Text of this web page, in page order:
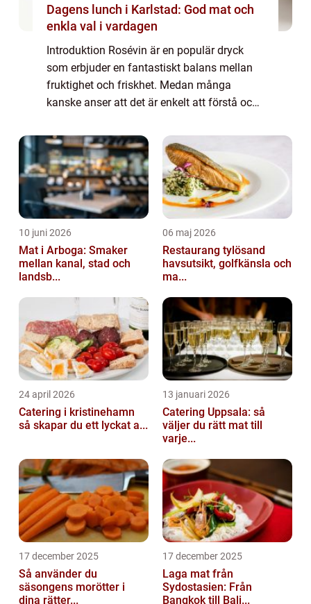
Dagens lunch i Karlstad: God mat och
enkla val i vardagen
Introduktion Rosévin är en populär dryck
som erbjuder en fantastiskt balans mellan
fruktighet och friskhet. Medan många
kanske anser att det är enkelt att förstå och
vara något mer komplicerat att förstå och...
10 juni 2026
Mat i Arboga: Smaker
mellan kanal, stad och
landsb...
06 maj 2026
Restaurang tylösand
havsutsikt, golfkänsla och
ma...
24 april 2026
Catering i kristinehamn
så skapar du ett lyckat a...
13 januari 2026
Catering Uppsala: så
väljer du rätt mat till
varje...
17 december 2025
Så använder du
säsongens morötter i
dina rätter...
17 december 2025
Laga mat från
Sydostasien: Från
Bangkok till Bali...